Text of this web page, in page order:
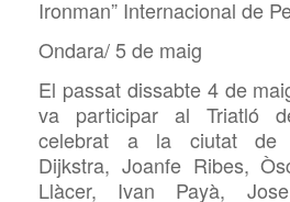
Ironman” Internacional de
Ondara/ 5 de maig
El passat dissabte 4 de
va participar al Triatló
celebrat a la ciutat de
Dijkstra, Joanfe Ribes,
Llàcer, Ivan Payà,